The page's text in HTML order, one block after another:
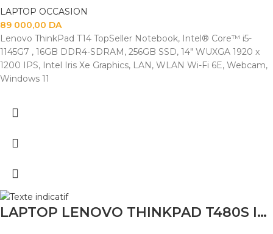
LAPTOP OCCASION
89 000,00 DA
Lenovo ThinkPad T14 TopSeller Notebook, Intel® Core™ i5-
1145G7 , 16GB DDR4-SDRAM, 256GB SSD, 14" WUXGA 1920 x
1200 IPS, Intel Iris Xe Graphics, LAN, WLAN Wi-Fi 6E, Webcam,
Windows 11
LAPTOP LENOVO THINKPAD T480S I5 8TH 16GB 256SSD 14″